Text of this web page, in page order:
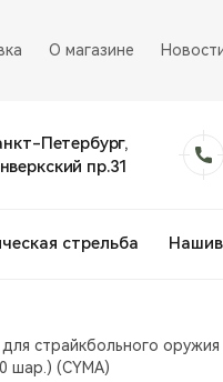
О магазине
Петербург,
пр.31
стрельба
страйкбольного оружия
шар.) (CYMA)